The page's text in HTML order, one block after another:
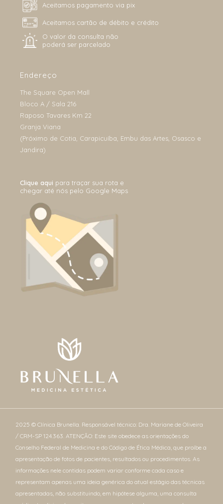
Aceitamos pagamento via pix
Aceitamos cartão de débito e crédito
O valor da consulta não
poderá ser parcelado
Endereço
The Square Open Mall
Bloco A / Sala 216
Raposo Tavares Km 22
Granja Viana
(Próximo de Cotia, Carapicuíba, Embu das Artes, Osasco e
Jandira)
Clique aqui para traçar sua rota e
chegar até nós pelo Google Maps
2025 © Clínica Brunella. Responsável técnico: Dra. Mariane de Oliveira
/ CRM-SP 124.363. ATENÇÃO: Este site obedece as orientações do
Conselho Federal de Medicina e do Código de Ética Médica, que proíbe a
apresentação de fotos de pacientes, resultados ou procedimentos. As
informações nele contidas podem variar conforme cada caso e
representam apenas uma ideia genérica do atual estágio das técnicas
apresentadas, não substituindo, em hipótese alguma, uma consulta